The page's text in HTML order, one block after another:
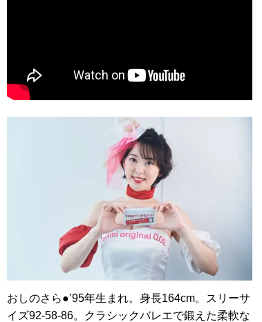
おしのさら●’95年生まれ。身長164cm。スリーサ
イズ92‐58‐86。クラシックバレエで鍛えた柔軟な